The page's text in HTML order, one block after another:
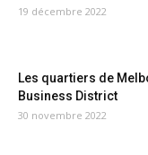
19 décembre 2022
Les quartiers de
Business District
30 novembre 2022